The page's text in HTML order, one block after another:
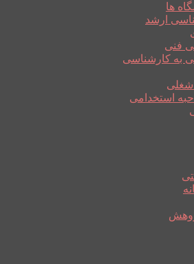
ها
ارشد
فنی
به کارشناسی
شغلی
استخدامی